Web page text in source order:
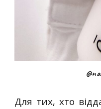
Для тих, хто